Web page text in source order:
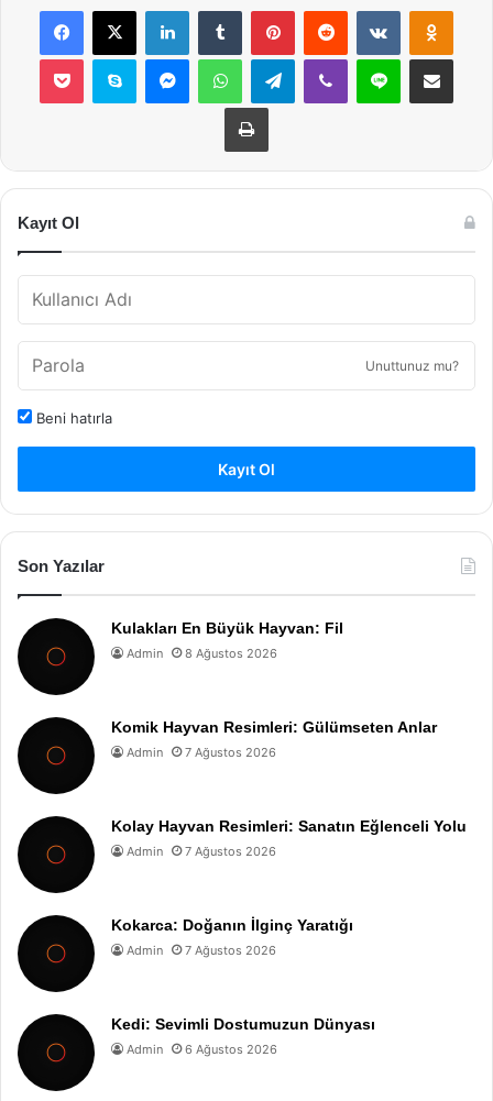
Facebook
X LinkedInTumblr PinterestReddit VKontakte
Pocket Skype MessengerWhatsAppTelegramViber Line E-Posta ile
Yazdır
Kayıt Ol
Unuttunuz mu?
Beni hatırla
Kayıt Ol
Son Yazılar
Kulakları En Büyük Hayvan: Fil
Admin 8 Ağustos 2026
Komik Hayvan Resimleri: Gülümseten Anlar
Admin 7 Ağustos 2026
Kolay Hayvan Resimleri: Sanatın Eğlenceli Yolu
Admin 7 Ağustos 2026
Kokarca: Doğanın İlginç Yaratığı
Admin 7 Ağustos 2026
Kedi: Sevimli Dostumuzun Dünyası
Admin 6 Ağustos 2026